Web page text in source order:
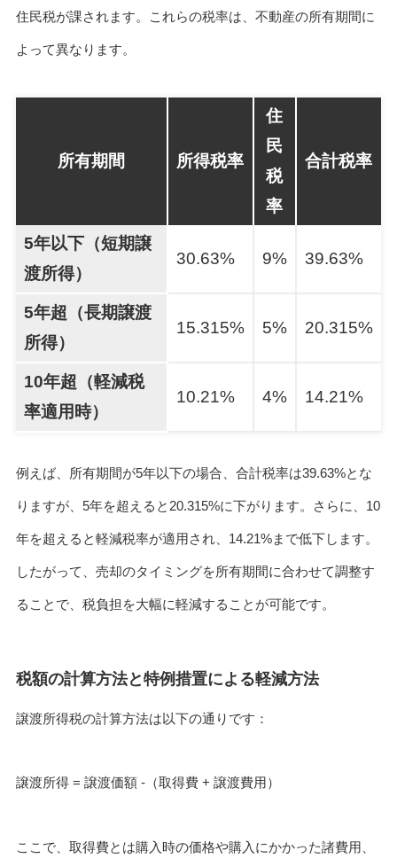
住民税が課されます。これらの税率は、不動産の所有期間に
よって異なります。
所有期間 所得税率
住
民
税
率
合計税率
5年以下（短期譲
渡所得）
30.63% 9% 39.63%
5年超（長期譲渡
所得）
15.315% 5% 20.315%
10年超（軽減税
率適用時）
10.21% 4% 14.21%
例えば、所有期間が5年以下の場合、合計税率は39.63%とな
りますが、5年を超えると20.315%に下がります。さらに、10
年を超えると軽減税率が適用され、14.21%まで低下します。
したがって、売却のタイミングを所有期間に合わせて調整す
ることで、税負担を大幅に軽減することが可能です。
税額の計算方法と特例措置による軽減方法
譲渡所得税の計算方法は以下の通りです：
譲渡所得 = 譲渡価額 -（取得費 + 譲渡費用）
ここで、取得費とは購入時の価格や購入にかかった諸費用、